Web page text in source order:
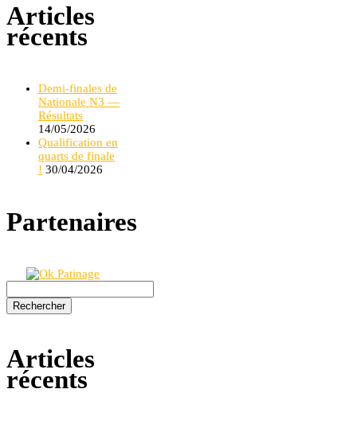
Articles
récents
Demi-finales de
Nationale N3 —
Résultats
14/05/2026
Qualification en
quarts de finale
! 30/04/2026
Partenaires
Rechercher :
Articles
récents